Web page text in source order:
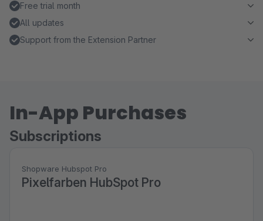
Free trial month
All updates
Support from the Extension Partner
In-App Purchases
Subscriptions
Shopware Hubspot Pro
Pixelfarben HubSpot Pro